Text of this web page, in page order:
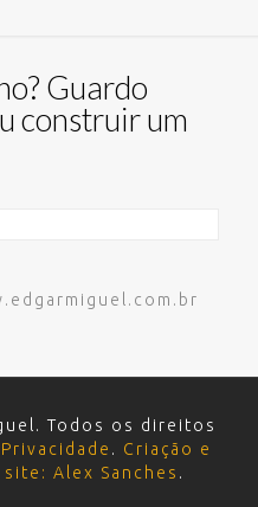
Guardo
construir um
Todos os direitos
. Criação e
Alex Sanches .